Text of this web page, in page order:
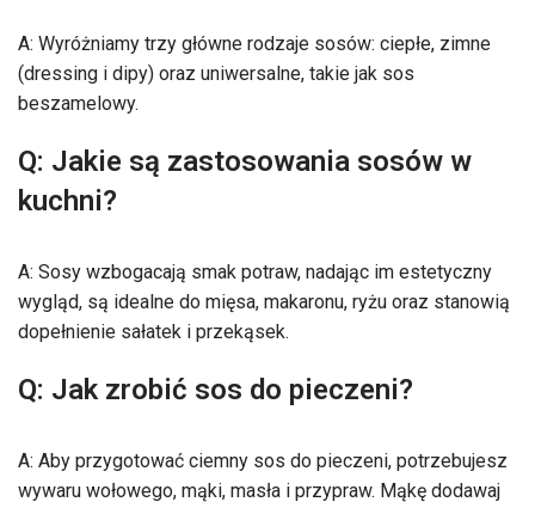
A: Wyróżniamy trzy główne rodzaje sosów: ciepłe, zimne
(dressing i dipy) oraz uniwersalne, takie jak sos
beszamelowy.
Q: Jakie są zastosowania sosów w
kuchni?
A: Sosy wzbogacają smak potraw, nadając im estetyczny
wygląd, są idealne do mięsa, makaronu, ryżu oraz stanowią
dopełnienie sałatek i przekąsek.
Q: Jak zrobić sos do pieczeni?
A: Aby przygotować ciemny sos do pieczeni, potrzebujesz
wywaru wołowego, mąki, masła i przypraw. Mąkę dodawaj